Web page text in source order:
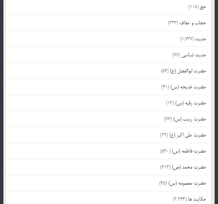
حج (118)
حجاب و عفاف (333)
حدیث (1,737)
حدیث شناسی (97)
حضرت ابوالفضل (ع)(54)
حضرت خدیجه (س)(41)
حضرت رقیه (س)(13)
حضرت زینب (س)(66)
حضرت علی اکبر (ع)(23)
حضرت فاطمه (س)(530)
حضرت محمد (ص)(613)
حضرت معصومه (س)(45)
حکایت ها (2,244)